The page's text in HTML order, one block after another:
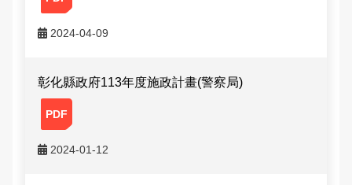
2024-04-09
彰化縣政府113年度施政計畫(警察局)
2024-01-12